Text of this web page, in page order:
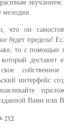
мелодии.
он
будет предела!
то с помощью
доставит
интерфейс
Вами
тут